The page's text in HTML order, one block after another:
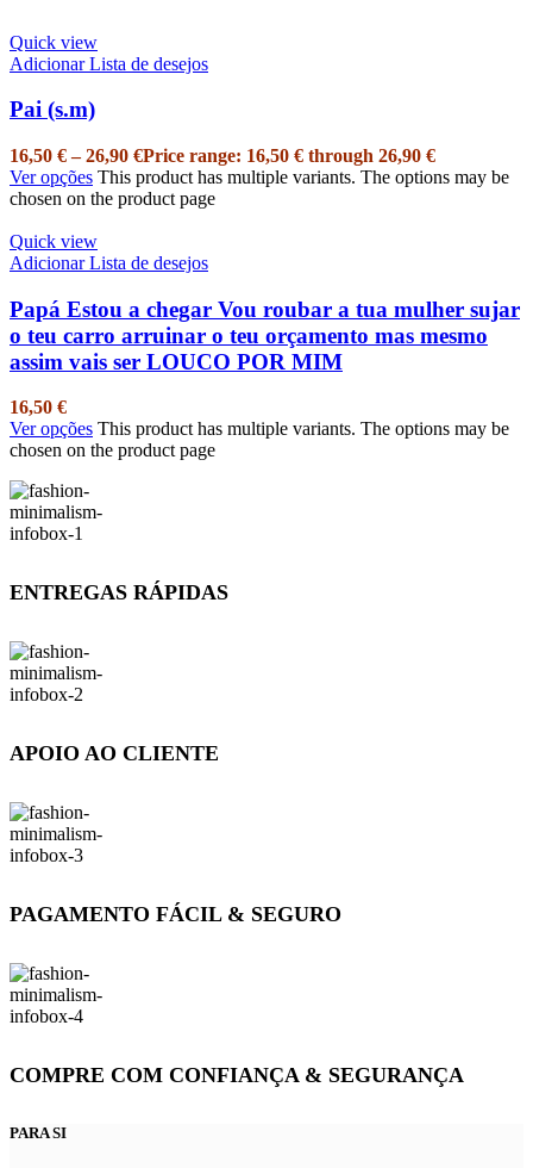
Quick view
Adicionar Lista de desejos
Pai (s.m)
16,50 € – 26,90 €Price range: 16,50 € through 26,90 €
Ver opções This product has multiple variants. The options may be
chosen on the product page
Quick view
Adicionar Lista de desejos
Papá Estou a chegar Vou roubar a tua mulher sujar
o teu carro arruinar o teu orçamento mas mesmo
assim vais ser LOUCO POR MIM
16,50 €
Ver opções This product has multiple variants. The options may be
chosen on the product page
ENTREGAS RÁPIDAS
APOIO AO CLIENTE
PAGAMENTO FÁCIL & SEGURO
COMPRE COM CONFIANÇA & SEGURANÇA
PARA SI